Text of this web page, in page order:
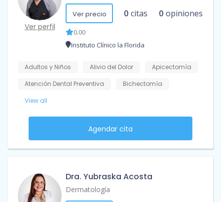
Ver perfil
Ver precio 0 citas 0 opiniones
0.00
Instituto Clínico la Florida
Adultos y Niños Alivio del Dolor
Apicectomía
Atención Dental Preventiva
Bichectomía
View all
Agendar cita
Dra. Yubraska Acosta
Dermatología